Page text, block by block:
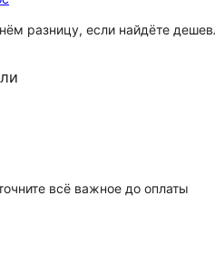
разницу, если найдёте
всё важное до оплаты